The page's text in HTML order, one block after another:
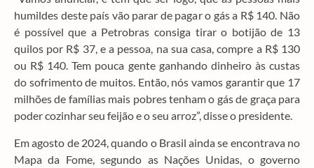
humildes deste país vão parar de pagar o gás a R$ 140. Não
é possível que a Petrobras consiga tirar o botijão de 13
quilos por R$ 37, e a pessoa, na sua casa, compre a R$ 130
ou R$ 140. Tem pouca gente ganhando dinheiro às custas
do sofrimento de muitos. Então, nós vamos garantir que 17
milhões de famílias mais pobres tenham o gás de graça para
poder cozinhar seu feijão e o seu arroz”, disse o presidente.
Em agosto de 2024, quando o Brasil ainda se encontrava no
Mapa da Fome, segundo as Nações Unidas, o governo